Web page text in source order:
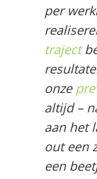
per
traject
onze
altijd –
aan het
out een
een